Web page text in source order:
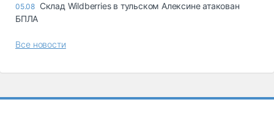
05.08 Склад Wildberries в тульском Алексине атакован
БПЛА
Все новости